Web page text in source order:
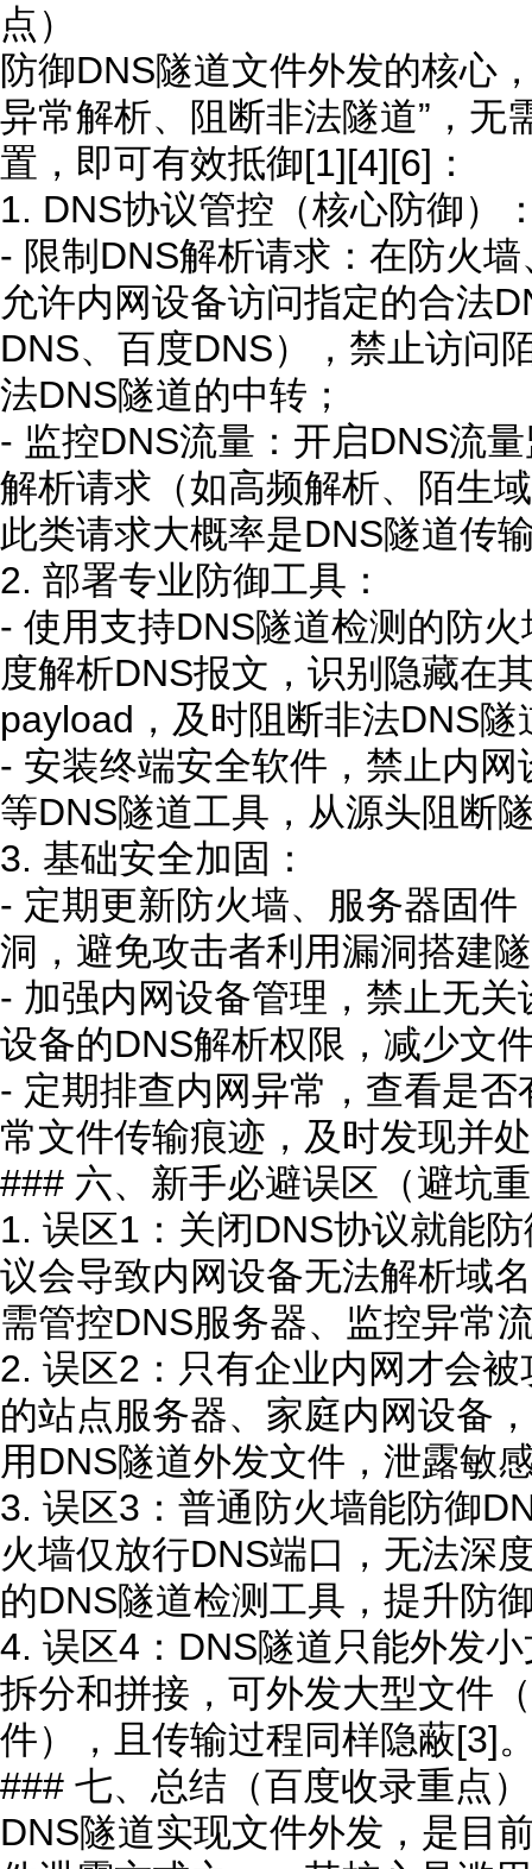
点）
防御DNS隧道文件外发的核心
异常解析、阻断非法隧道”，无
置，即可有效抵御[1][4][6]：
1. DNS协议管控（核心防御）
- 限制DNS解析请求：在防火
允许内网设备访问指定的合法
DNS、百度DNS），禁止访问
法DNS隧道的中转；
- 监控DNS流量：开启DNS流
解析请求（如高频解析、陌生
此类请求大概率是DNS隧道传
2. 部署专业防御工具：
- 使用支持DNS隧道检测的防
度解析DNS报文，识别隐藏在
payload，及时阻断非法DNS隧
- 安装终端安全软件，禁止内
等DNS隧道工具，从源头阻断
3. 基础安全加固：
- 定期更新防火墙、服务器固
洞，避免攻击者利用漏洞搭建
- 加强内网设备管理，禁止无
设备的DNS解析权限，减少文
- 定期排查内网异常，查看是
常文件传输痕迹，及时发现并
### 六、新手必避误区（避坑
1. 误区1：关闭DNS协议就能
议会导致内网设备无法解析域
需管控DNS服务器、监控异常
2. 误区2：只有企业内网才会
的站点服务器、家庭内网设备
用DNS隧道外发文件，泄露敏
3. 误区3：普通防火墙能防御
火墙仅放行DNS端口，无法深
的DNS隧道检测工具，提升防
4. 误区4：DNS隧道只能外发
拆分和拼接，可外发大型文件
件），且传输过程同样隐蔽[3]
### 七、总结（百度收录重点）
DNS隧道实现文件外发，是目